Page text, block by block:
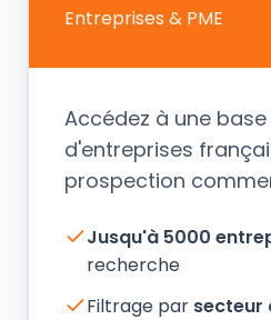
Entreprises & PME
Accédez à une
d'entreprises
prospection
Jusqu'à 5000
recherche
Filtrage par secteur